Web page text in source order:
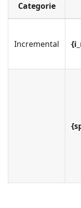
Categorie
Incremental